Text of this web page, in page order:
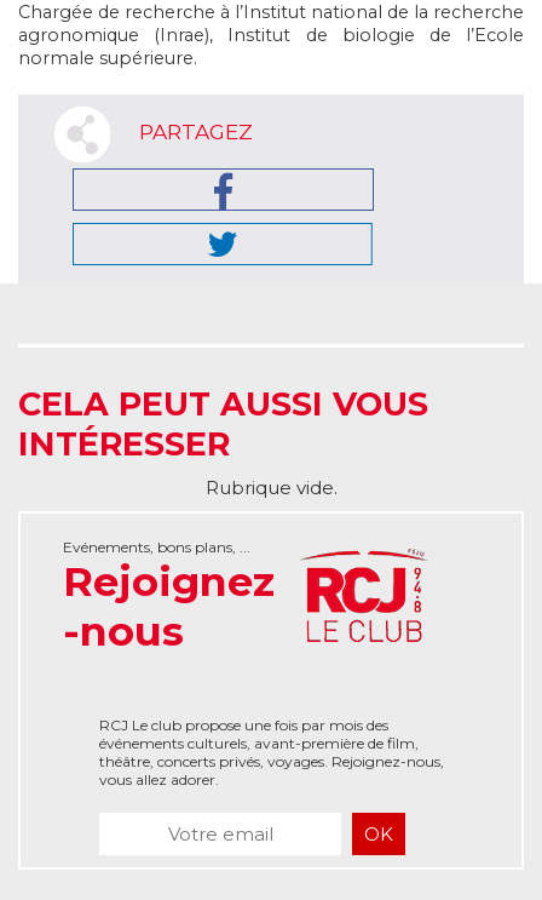
Chargée de recherche à l’Institut national de la recherche
agronomique (Inrae), Institut de biologie de l’Ecole
normale supérieure.
PARTAGEZ
CELA PEUT AUSSI VOUS
INTÉRESSER
Rubrique vide.
Evénements, bons plans, ...
Rejoignez
-nous
RCJ Le club propose une fois par mois des
événements culturels, avant-première de film,
théâtre, concerts privés, voyages. Rejoignez-nous,
vous allez adorer.